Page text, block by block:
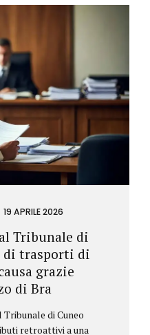
19 APRILE 2026
Tribunale di
di trasporti di
grazie
di Bra
di Cuneo
retroattivi a una